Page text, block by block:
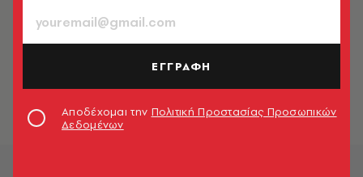
ΚΟΣΜΟΣ
Φινλανδία - Τρεις μαθητές
Newsroom
ΕΓΓΡΑΦΗ
Αποδέχομαι την Πολιτική Προστασίας Προσωπικών
Δεδομένων